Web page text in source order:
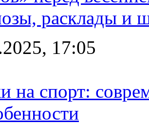
расклады и
17:05
на спорт: